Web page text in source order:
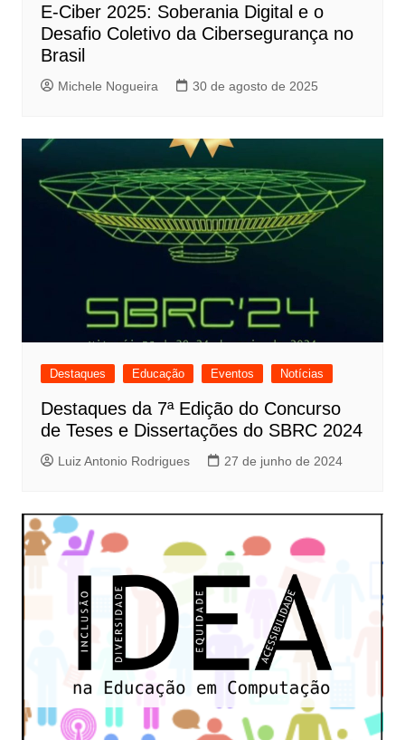
E-Ciber 2025: Soberania Digital e o
Desafio Coletivo da Cibersegurança no
Brasil
Michele Nogueira 30 de agosto de 2025
Destaques Educação Eventos Notícias
Destaques da 7ª Edição do Concurso
de Teses e Dissertações do SBRC 2024
Luiz Antonio Rodrigues 27 de junho de 2024